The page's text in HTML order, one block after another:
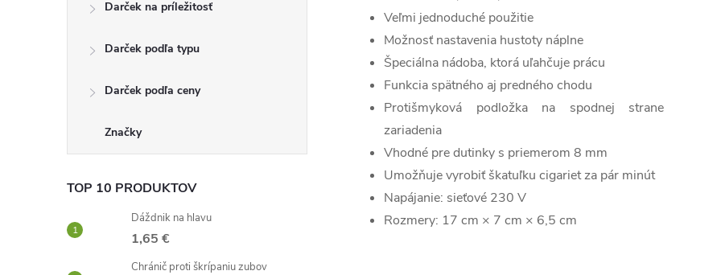
Darček na príležitosť
Darček podľa typu
Darček podľa ceny
Značky
TOP 10 PRODUKTOV
Dáždnik na hlavu
1,65 €
Chránič proti škrípaniu zubov
Veľmi jednoduché použitie
Možnosť nastavenia hustoty náplne
Špeciálna nádoba, ktorá uľahčuje prácu
Funkcia spätného aj predného chodu
Protišmyková podložka na spodnej strane
zariadenia
Vhodné pre dutinky s priemerom 8 mm
Umožňuje vyrobiť škatuľku cigariet za pár minút
Napájanie: sieťové 230 V
Rozmery: 17 cm × 7 cm × 6,5 cm